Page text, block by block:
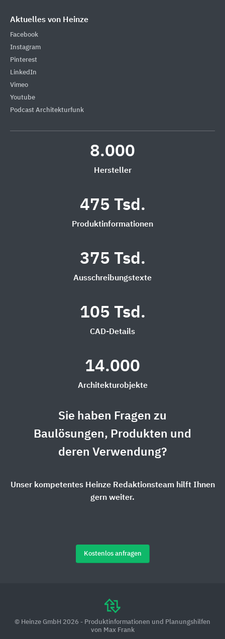
Aktuelles von Heinze
Facebook
Instagram
Pinterest
LinkedIn
Vimeo
Youtube
Podcast Architekturfunk
8.000
Hersteller
475 Tsd.
Produktinformationen
375 Tsd.
Ausschreibungstexte
105 Tsd.
CAD-Details
14.000
Architekturobjekte
Sie haben Fragen zu
Baulösungen, Produkten und
deren Verwendung?
Unser kompetentes Heinze Redaktionsteam hilft Ihnen
gern weiter.
Kostenlos anfragen
© Heinze GmbH 2026 - Produktinformationen und Planungshilfen
von Max Frank